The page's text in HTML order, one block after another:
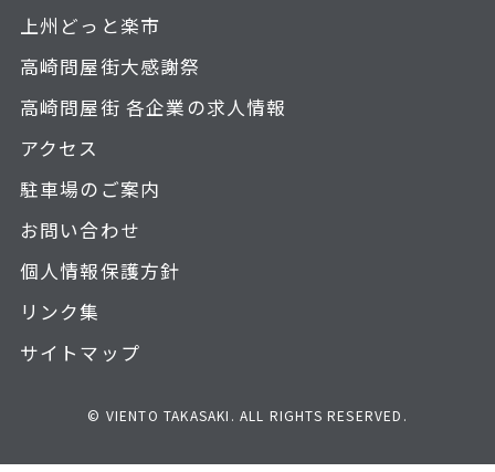
上州どっと楽市
高崎問屋街大感謝祭
高崎問屋街 各企業の求人情報
アクセス
駐車場のご案内
お問い合わせ
個人情報保護方針
リンク集
サイトマップ
© VIENTO TAKASAKI. ALL RIGHTS RESERVED.